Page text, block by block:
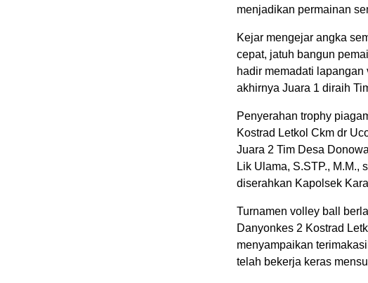
menjadikan permainan
Kejar mengejar angka
cepat, jatuh bangun
hadir memadati
akhirnya Juara 1 diraih
Penyerahan trophy
Kostrad Letkol Ckm dr
Juara 2 Tim Desa
Lik Ulama, S.STP., M.M.,
diserahkan Kapolsek
Turnamen volley ball
Danyonkes 2 Kostrad
menyampaikan
telah bekerja keras